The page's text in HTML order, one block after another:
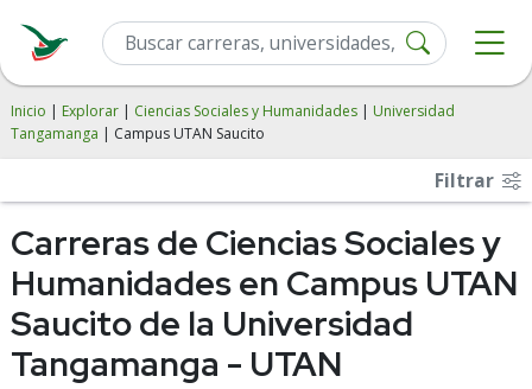
Inicio | Explorar | Ciencias Sociales y Humanidades | Universidad
Tangamanga | Campus UTAN Saucito
Filtrar
Carreras de Ciencias Sociales y
Humanidades en Campus UTAN
Saucito de la Universidad
Tangamanga - UTAN